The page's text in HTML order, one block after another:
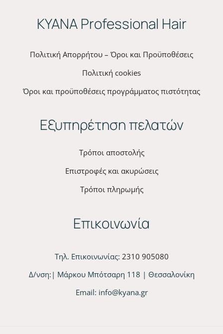
ΚYANA Professional Hair
Πολιτική Απορρήτου – Όροι και Προϋποθέσεις
Πολιτική cookies
Όροι και προϋποθέσεις προγράμματος πιστότητας
Εξυπηρέτηση πελατών
Τρόποι αποστολής
Επιστροφές και ακυρώσεις
Τρόποι πληρωμής
Επικοινωνία
Τηλ. Επικοινωνίας: 2310 905080
Δ/νση:| Μάρκου Μπότσαρη 118 | Θεσσαλονίκη
Email: info@kyana.gr